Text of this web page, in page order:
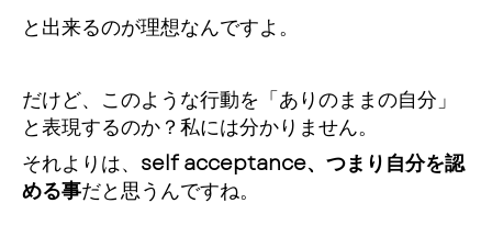
と出来るのが理想なんですよ。
だけど、このような行動を「ありのままの自分」
と表現するのか？私には分かりません。
それよりは、 self acceptance、つまり自分を認
める事だと思うんですね。